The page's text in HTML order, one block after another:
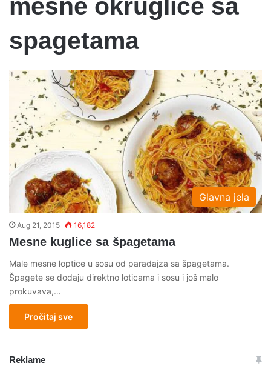
mesne okruglice sa
spagetama
Glavna jela
Aug 21, 2015 16,182
Mesne kuglice sa špagetama
Male mesne loptice u sosu od paradajza sa špagetama.
Špagete se dodaju direktno loticama i sosu i još malo
prokuvava,…
Pročitaj sve
Reklame